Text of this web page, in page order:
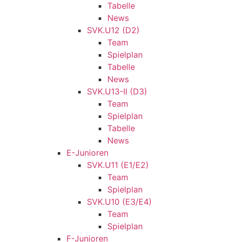
Tabelle
News
SVK.U12 (D2)
Team
Spielplan
Tabelle
News
SVK.U13-II (D3)
Team
Spielplan
Tabelle
News
E-Junioren
SVK.U11 (E1/E2)
Team
Spielplan
SVK.U10 (E3/E4)
Team
Spielplan
F-Junioren